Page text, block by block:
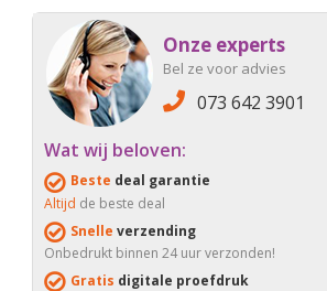
Onze experts
Bel ze voor advies
073 642 3901
Wat wij beloven:
Beste deal garantie
Altijd de beste deal
Snelle verzending
Onbedrukt binnen 24 uur verzonden!
Gratis digitale proefdruk